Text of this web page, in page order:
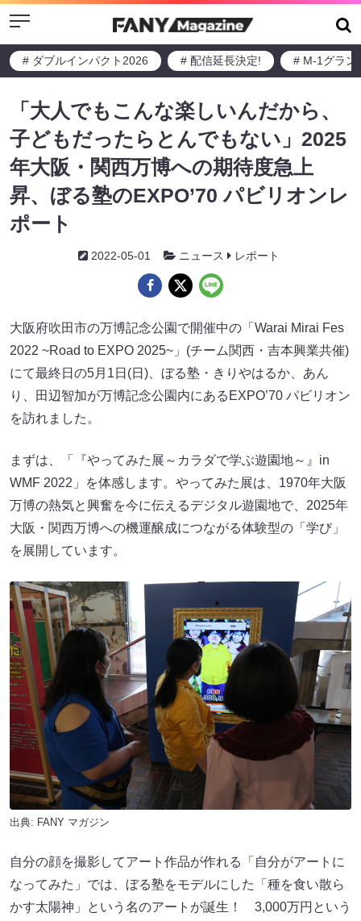
Menu
# ダブルインパクト2026 # 配信延長決定! # M-1グラン
「大人でもこんな楽しいんだから、
子どもだったらとんでもない」2025
年大阪・関西万博への期待度急上
昇、ぼる塾のEXPO’70 パビリオンレ
ポート
2022-05-01 ニュース レポート
大阪府吹田市の万博記念公園で開催中の「Warai Mirai Fes
2022 ~Road to EXPO 2025~」(チーム関西・吉本興業共催)
にて最終日の5月1日(日)、ぼる塾・きりやはるか、あん
り、田辺智加が万博記念公園内にあるEXPO’70 パビリオン
を訪れました。
まずは、「『やってみた展～カラダで学ぶ遊園地～』in
WMF 2022」を体感します。やってみた展は、1970年大阪
万博の熱気と興奮を今に伝えるデジタル遊園地で、2025年
大阪・関西万博への機運醸成につながる体験型の「学び」
を展開しています。
出典: FANY マガジン
自分の顔を撮影してアート作品が作れる「自分がアートに
なってみた」では、ぼる塾をモデルにした「種を食い散ら
かす太陽神」という名のアートが誕生！ 3,000万円という